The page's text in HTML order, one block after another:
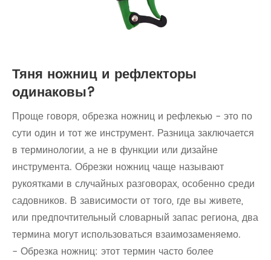
Тяня ножниц и рефлекторы
одинаковы?
Проще говоря, обрезка ножниц и рефлекью - это по
сути один и тот же инструмент. Разница заключается
в терминологии, а не в функции или дизайне
инструмента. Обрезки ножниц чаще называют
рукоятками в случайных разговорах, особенно среди
садовников. В зависимости от того, где вы живете,
или предпочтительный словарный запас региона, два
термина могут использоваться взаимозаменяемо.
- Обрезка ножниц: этот термин часто более